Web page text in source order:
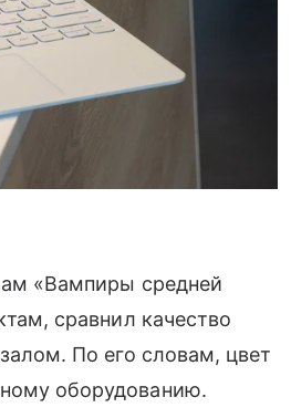
«Вампиры средней
сравнил качество
По его словам, цвет
оборудованию.